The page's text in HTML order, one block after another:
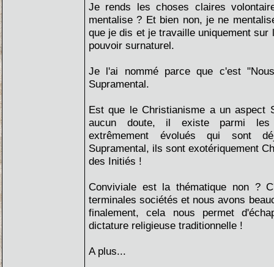
Je rends les choses claires
mentalise ? Et bien non, je ne
que je dis et je travaille uniquement sur
pouvoir surnaturel.
Je l'ai nommé parce que c'est
Supramental.
Est que le Christianisme a un aspect
aucun doute, il existe parmi les
extrêmement évolués qui sont
Supramental, ils sont exotériquement
des Initiés !
Conviviale est la thématique non ?
terminales sociétés et nous avons
finalement, cela nous permet
dictature religieuse traditionnelle !
A plus...